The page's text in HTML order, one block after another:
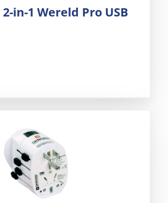
in-1 Wereld Pro USB